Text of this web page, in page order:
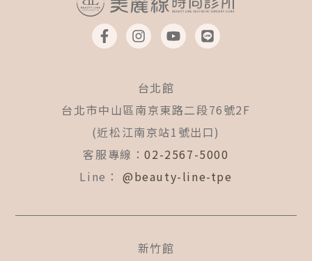
F
a
c
o
k
-
f
I
n
s
a
g
r
a
m
Y
o
u
b
e
L
i
n
台北館
台北市中山區南京東路二段76號2F
(近松江南京站1號出口)
客服專線：02-2567-5000
Line： @beauty-line-tpe
新竹館